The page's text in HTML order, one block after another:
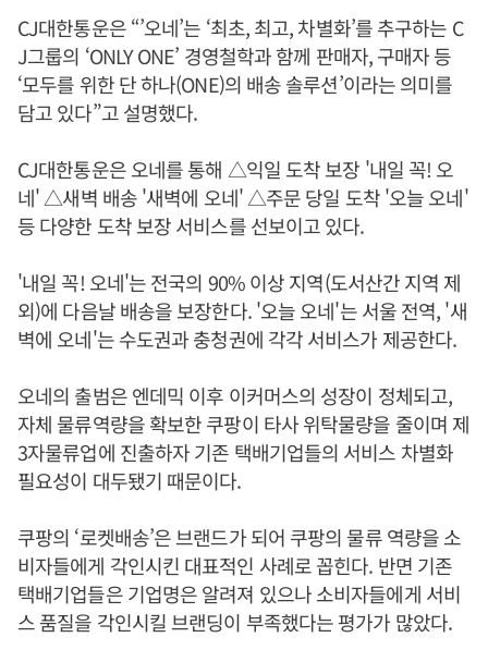
CJ대한통운은 “’오네’는 ‘최초, 최고, 차별화’를 추구하는 C
J그룹의 ‘ONLY ONE’ 경영철학과 함께 판매자, 구매자 등
‘모두를 위한 단 하나(ONE)의 배송 솔루션’이라는 의미를
담고 있다”고 설명했다.
CJ대한통운은 오네를 통해 △익일 도착 보장 '내일 꼭! 오
네' △새벽 배송 '새벽에 오네' △주문 당일 도착 '오늘 오네'
등 다양한 도착 보장 서비스를 선보이고 있다.
'내일 꼭! 오네'는 전국의 90% 이상 지역(도서산간 지역 제
외)에 다음날 배송을 보장한다. '오늘 오네'는 서울 전역, '새
벽에 오네'는 수도권과 충청권에 각각 서비스가 제공한다.
오네의 출범은 엔데믹 이후 이커머스의 성장이 정체되고,
자체 물류역량을 확보한 쿠팡이 타사 위탁물량을 줄이며 제
3자물류업에 진출하자 기존 택배기업들의 서비스 차별화
필요성이 대두됐기 때문이다.
쿠팡의 ‘로켓배송’은 브랜드가 되어 쿠팡의 물류 역량을 소
비자들에게 각인시킨 대표적인 사례로 꼽힌다. 반면 기존
택배기업들은 기업명은 알려져 있으나 소비자들에게 서비
스 품질을 각인시킬 브랜딩이 부족했다는 평가가 많았다.